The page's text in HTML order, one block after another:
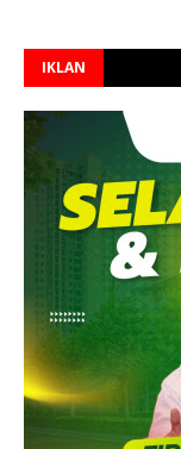
IKLAN